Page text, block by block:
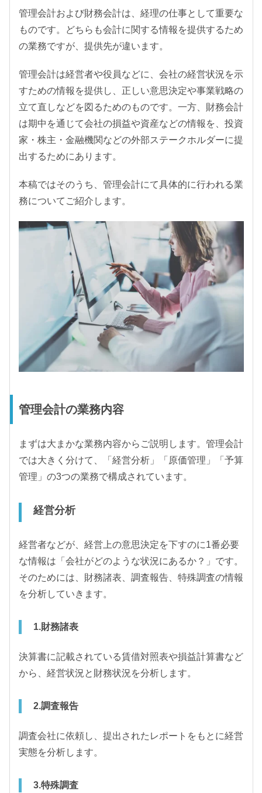
CRM／営業支援／Eコマース
DX（2025年の崖）／クラウドコンピューティング
データ分析／BI
BPR／業務改善
管理会計および財務会計は、経理の仕事として重要な
ものです。どちらも会計に関する情報を提供するため
の業務ですが、提供先が違います。
管理会計は経営者や役員などに、会社の経営状況を示
すための情報を提供し、正しい意思決定や事業戦略の
立て直しなどを図るためのものです。一方、財務会計
は期中を通じて会社の損益や資産などの情報を、投資
家・株主・金融機関などの外部ステークホルダーに提
出するためにあります。
本稿ではそのうち、管理会計にて具体的に行われる業
務についてご紹介します。
管理会計の業務内容
まずは大まかな業務内容からご説明します。管理会計
では大きく分けて、「経営分析」「原価管理」「予算
管理」の3つの業務で構成されています。
経営分析
経営者などが、経営上の意思決定を下すのに1番必要
な情報は「会社がどのような状況にあるか？」です。
そのためには、財務諸表、調査報告、特殊調査の情報
を分析していきます。
1.財務諸表
決算書に記載されている賃借対照表や損益計算書など
から、経営状況と財務状況を分析します。
2.調査報告
調査会社に依頼し、提出されたレポートをもとに経営
実態を分析します。
3.特殊調査